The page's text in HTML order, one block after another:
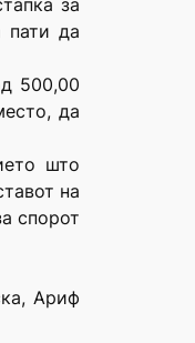
за
пати да
500,00
да
што
на
спорот
Ариф